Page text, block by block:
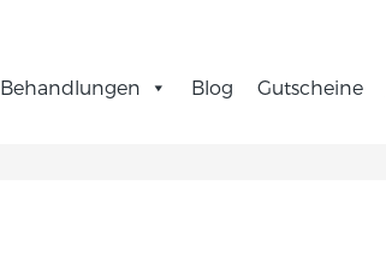
Behandlungen Blog Gutscheine